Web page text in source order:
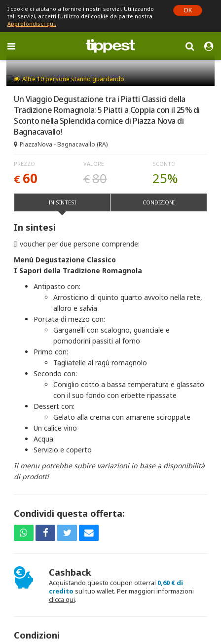
I cookie ci aiutano a fornire i nostri servizi. Utilizzando
tali servizi, accetti l'utilizzo dei cookie da parte nostra.
Approfondisci qui.
OK
Toggle
navigation
Sei in Emilia-Romagna (cambia)
Altre10persone stanno guardando
Un Viaggio Degustazione tra i Piatti Classici della
Tradizione Romagnola: 5 Piatti a Coppia con il 25% di
Sconto nella Splendida cornice di Piazza Nova di
Bagnacavallo!
PiazzaNova - Bagnacavallo (RA)
PREZZO
€ 60
VALORE
€80
SCONTO
25%
IN SINTESI CONDIZIONI
In sintesi
Il voucher per due persone comprende:
Menù Degustazione Classico
I Sapori della Tradizione Romagnola
Antipasto con:
Arrosticino di quinto quarto avvolto nella rete,
alloro e salvia​
Portata di mezzo con:
Garganelli con scalogno, guanciale e
pomodorini passiti al forno
Primo con:
Tagliatelle al ragù romagnolo
Secondo con:
Coniglio cotto a bassa temperatura e glassato
con il suo fondo con erbette ripassate
Dessert con:
Gelato alla crema con amarene sciroppate
Un calice vino
Acqua
Servizio e coperto
Il menu potrebbe subire variazioni in base a disponibilità
di prodotti
Condividi questa offerta:
Cashback
Acquistando questo coupon otterrai 0,60 € di
credito sul tuo wallet. Per maggiori informazioni
clicca qui.
Condizioni